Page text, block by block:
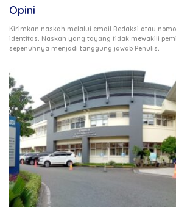
Opini
Kirimkan naskah melalui email Redaksi atau
identitas. Naskah yang tayang tidak mewakili
sepenuhnya menjadi tanggung jawab Penulis.